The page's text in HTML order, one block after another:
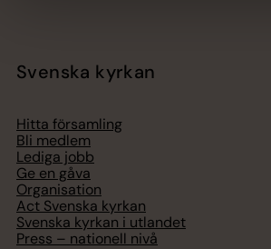
Svenska kyrkan
Hitta församling
Bli medlem
Lediga jobb
Ge en gåva
Organisation
Act Svenska kyrkan
Svenska kyrkan i utlandet
Press – nationell nivå